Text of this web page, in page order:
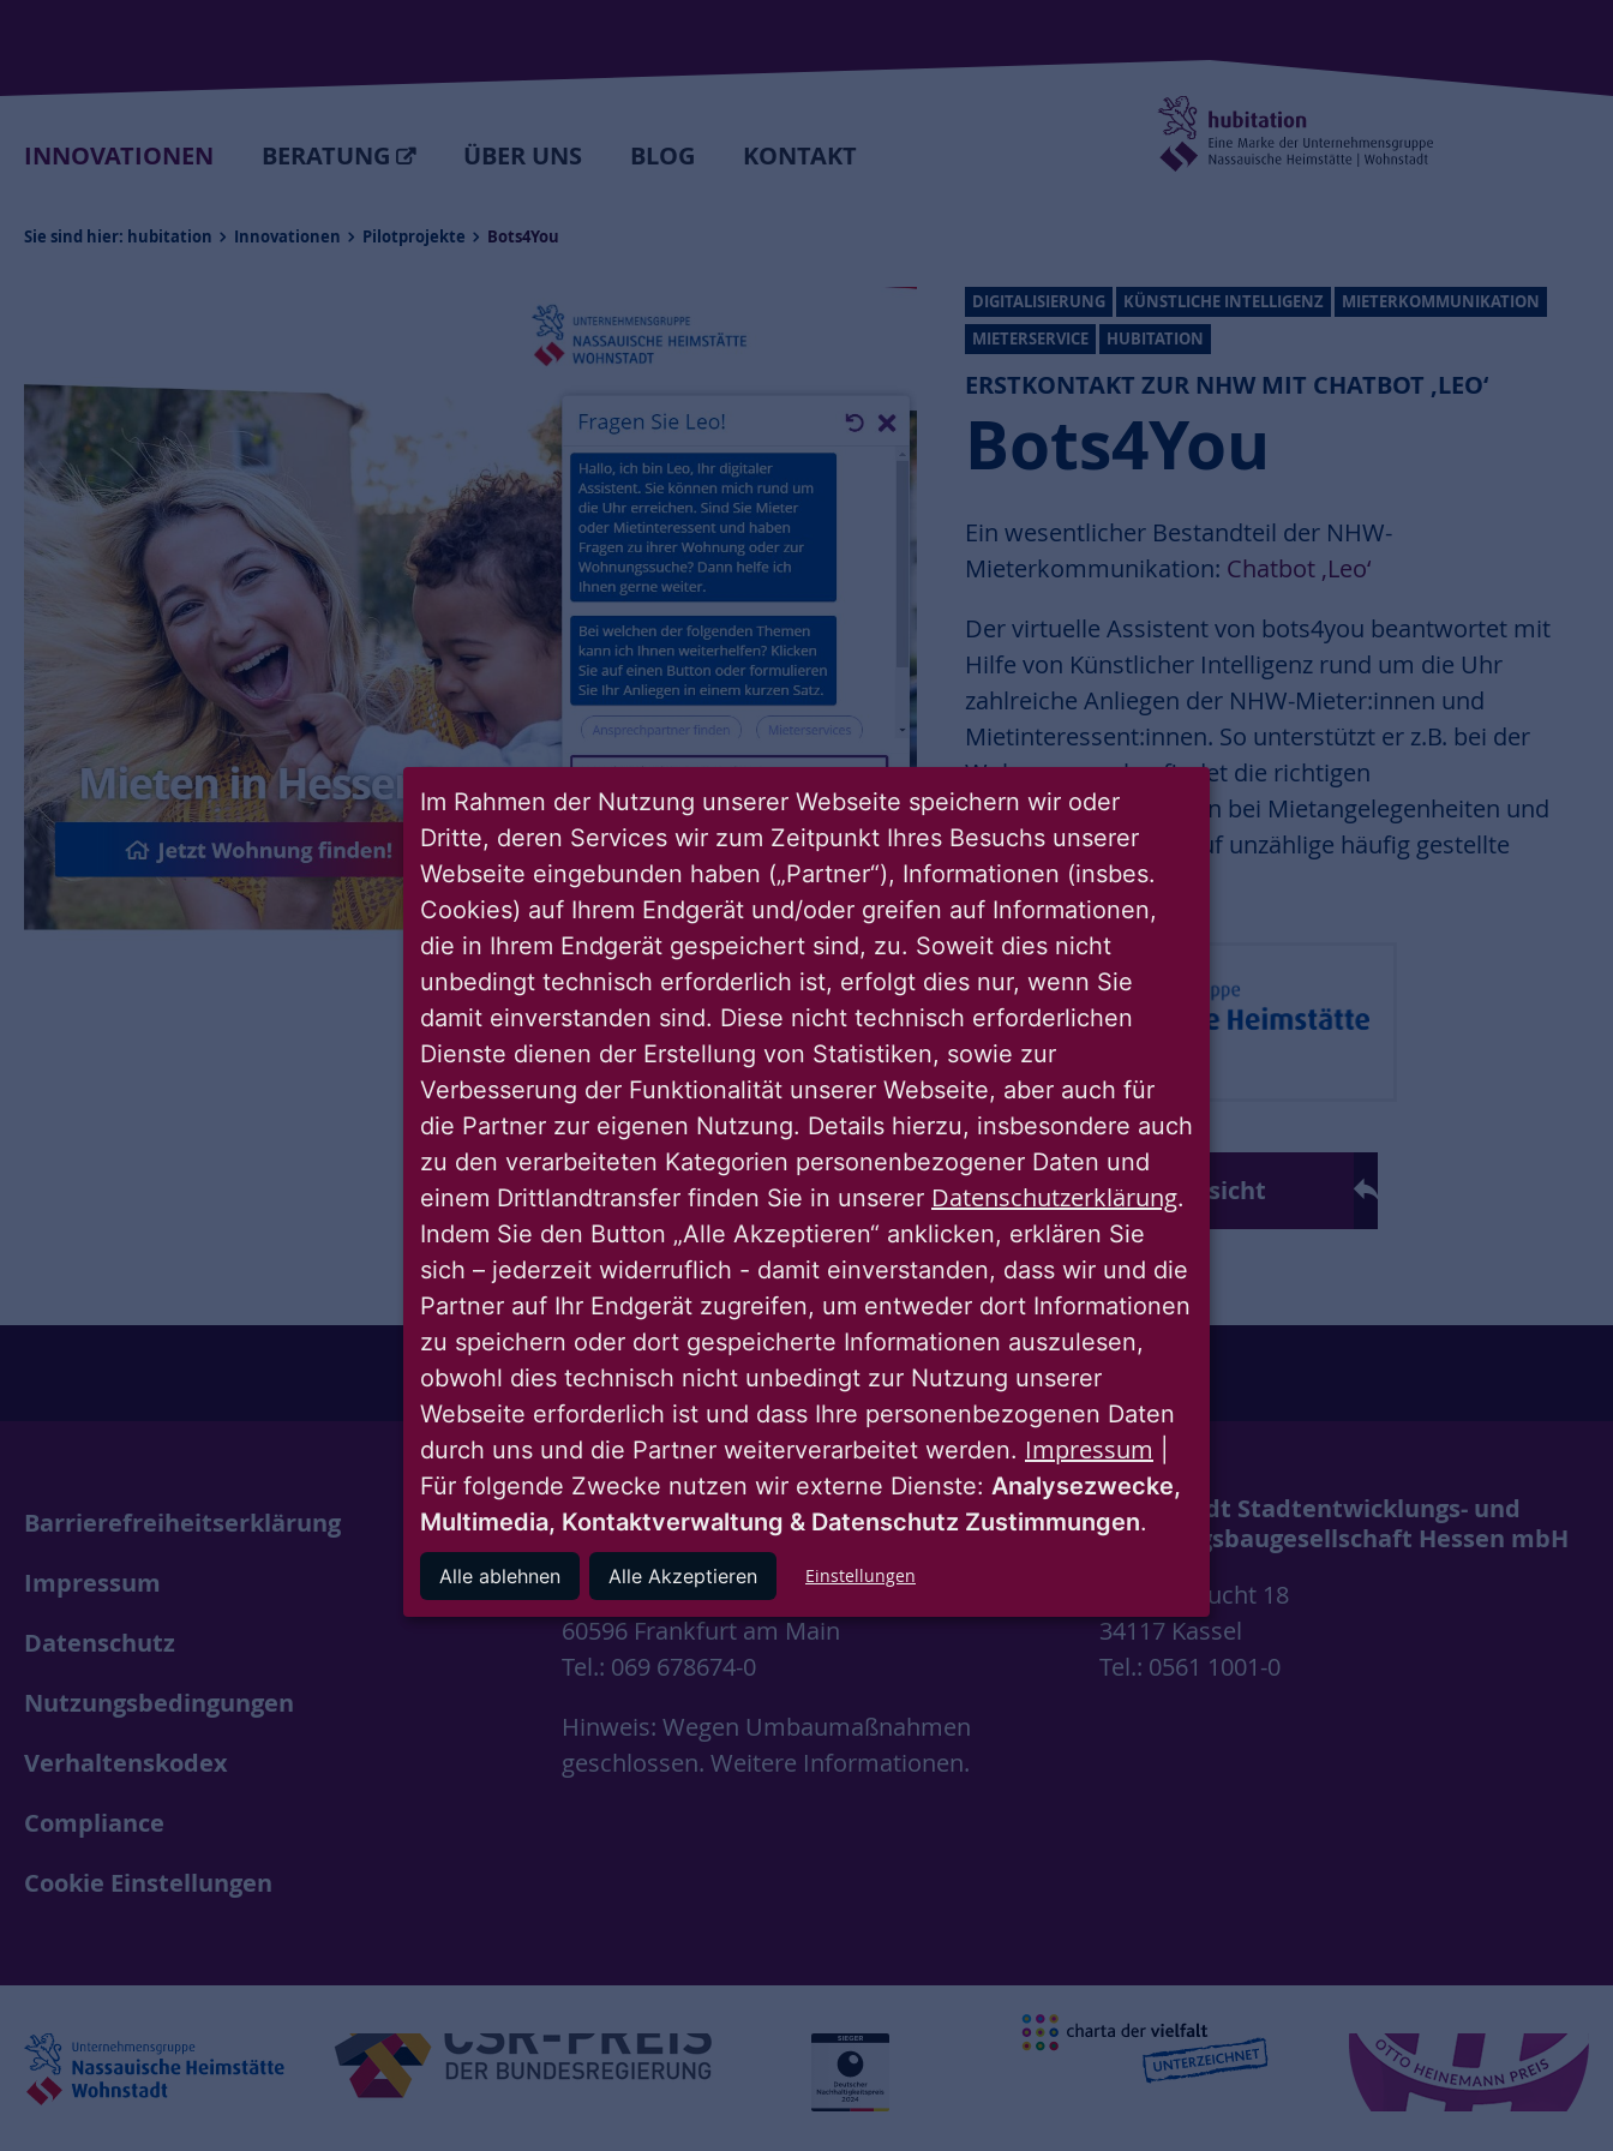
INNOVATIONEN BERATUNG ÜBER UNS BLOG KONTAKT
Sie sind hier: hubitation Innovationen Pilotprojekte Bots4You
DIGITALISIERUNG KÜNSTLICHE INTELLIGENZ
MIETERKOMMUNIKATION
MIETERSERVICE
HUBITATION
ERSTKONTAKT ZUR NHW MIT CHATBOT ‚LEO‘
Bots4You
Ein wesentlicher Bestandteil der NHW-
Mieterkommunikation: Chatbot ‚Leo‘
Der virtuelle Assistent von bots4you beantwortet mit
Hilfe von Künstlicher Intelligenz rund um die Uhr
zahlreiche Anliegen der NHW-Mieter:innen und
Mietinteressent:innen. So unterstützt er z.B. bei der
Wohnungssuche, findet die richtigen
Ansprechpartner:innen bei Mietangelegenheiten und
weiß die Antworten auf unzählige häufig gestellte
Fragen.
Zurück zur Übersicht
instagramyoutube linkedin
Barrierefreiheitserklärung
Impressum
Datenschutz
Nutzungsbedingungen
Verhaltenskodex
Compliance
Cookie Einstellungen
Nassauische Heimstätte Wohnungs- und
Entwicklungsgesellschaft mbH
Schaumainkai 47
60596 Frankfurt am Main
Tel.: 069 678674-0
Hinweis: Wegen Umbaumaßnahmen
geschlossen. Weitere Informationen.
Wohnstadt Stadtentwicklungs- und
Wohnungsbaugesellschaft Hessen mbH
Wolfsschlucht 18
34117 Kassel
Tel.: 0561 1001-0
Im Rahmen der Nutzung unserer Webseite speichern wir oder
Dritte, deren Services wir zum Zeitpunkt Ihres Besuchs unserer
Webseite eingebunden haben („Partner“), Informationen (insbes.
Cookies) auf Ihrem Endgerät und/oder greifen auf Informationen,
die in Ihrem Endgerät gespeichert sind, zu. Soweit dies nicht
unbedingt technisch erforderlich ist, erfolgt dies nur, wenn Sie
damit einverstanden sind. Diese nicht technisch erforderlichen
Dienste dienen der Erstellung von Statistiken, sowie zur
Verbesserung der Funktionalität unserer Webseite, aber auch für
die Partner zur eigenen Nutzung. Details hierzu, insbesondere auch
zu den verarbeiteten Kategorien personenbezogener Daten und
einem Drittlandtransfer finden Sie in unserer Datenschutzerklärung.
Indem Sie den Button „Alle Akzeptieren“ anklicken, erklären Sie
sich – jederzeit widerruflich - damit einverstanden, dass wir und die
Partner auf Ihr Endgerät zugreifen, um entweder dort Informationen
zu speichern oder dort gespeicherte Informationen auszulesen,
obwohl dies technisch nicht unbedingt zur Nutzung unserer
Webseite erforderlich ist und dass Ihre personenbezogenen Daten
durch uns und die Partner weiterverarbeitet werden. Impressum
Für folgende Zwecke nutzen wir externe Dienste: Analysezwecke,
Multimedia, Kontaktverwaltung & Datenschutz Zustimmungen.
Einstellungen
Alle ablehnen Alle Akzeptieren